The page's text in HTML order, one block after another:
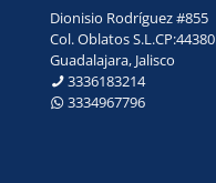
Dionisio Rodríguez #855
Col. Oblatos S.L.CP:44380
Guadalajara, Jalisco
3336183214
3334967796